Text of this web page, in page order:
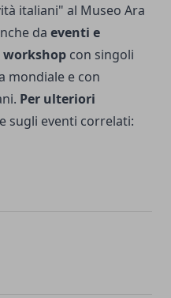
italiani" al Museo Ara
da eventi e
con singoli
mondiale e con
Per ulteriori
sugli eventi correlati: